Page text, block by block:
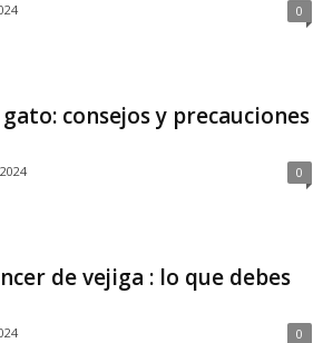
0
consejos y precauciones
0
de vejiga : lo que debes
0